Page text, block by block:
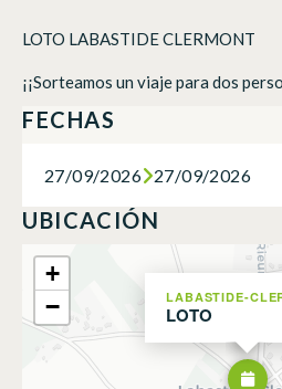
LOTO LABASTIDE CLERMONT
¡¡Sorteamos un viaje para dos
FECHAS
27/09/2026 27/09/2026
UBICACIÓN
LABASTIDE-
LOTO
+
−